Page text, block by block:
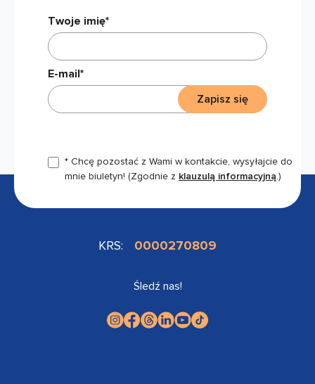
Twoje imię*
E-mail*
* Chcę pozostać z Wami w kontakcie, wysyłajcie do
mnie biuletyn! (Zgodnie z klauzulą informacyjną.)
Zapisz się
KRS: 0000270809
Śledź nas!